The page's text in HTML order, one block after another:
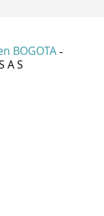
BOGOTA -
A S